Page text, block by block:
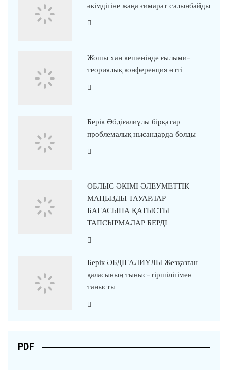
әкімдігіне жаңа ғимарат салынбайды
Жошы хан кешенінде ғылыми-
теориялық конференция өтті
Берік Әбдіғалиұлы бірқатар
проблемалық нысандарда болды
ОБЛЫС ӘКІМІ ӘЛЕУМЕТТІК
МАҢЫЗДЫ ТАУАРЛАР
БАҒАСЫНА ҚАТЫСТЫ
ТАПСЫРМАЛАР БЕРДІ
Берік ӘБДІҒАЛИҰЛЫ Жезқазған
қаласының тыныс-тіршілігімен
танысты
PDF